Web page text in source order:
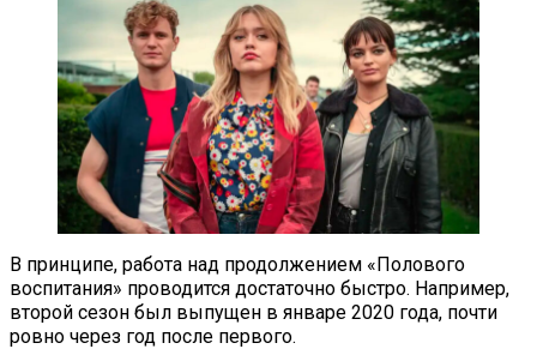
В принципе, работа над продолжением «Полового
воспитания» проводится достаточно быстро. Например,
второй сезон был выпущен в январе 2020 года, почти
ровно через год после первого.